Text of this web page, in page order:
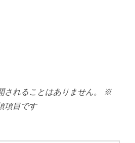
されることはありません。
※
項目です